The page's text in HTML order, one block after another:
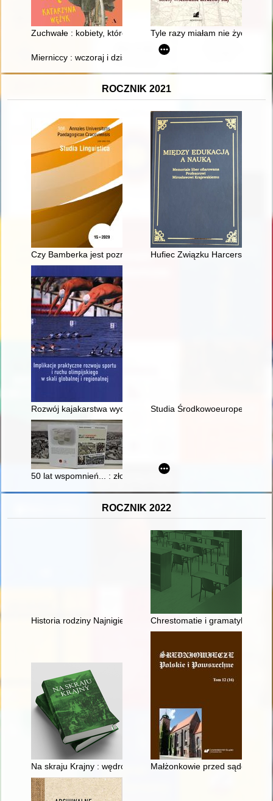
Zuchwałe : kobiety, które chciały więcejTyle razy miałam nie żyć :
Mierniccy : wczoraj i dziś
ROCZNIK 2021
Czy Bamberka jest poznanianką? : poznańskość Bambrów w
Hufiec Związku Harcerstwa
Rozwój kajakarstwa wyczynowego w Wałczu w latach 1964-
Studia Środkowoeuropejskie i
50 lat wspomnień... : złoty jubileusz Dni Wodzisławia
ROCZNIK 2022
Historia rodziny Najnigierów Chrestomatie i gramatyki do
Na skraju Krajny : wędrówki po wybranych wsiach ziemi
Małżonkowie przed sądem